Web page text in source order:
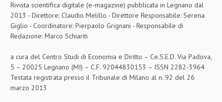
Rivista scientifica digitale (e-magazine) pubblicata in Legnano dal
2013 - Direttore: Claudio Melillo - Direttore Responsabile: Serena
Giglio - Coordinatore: Pierpaolo Grignani - Responsabile di
Redazione: Marco Schiariti
a cura del Centro Studi di Economia e Diritto – Ce.S.E.D. Via Padova,
5 – 20025 Legnano (MI) – C.F. 92044830153 – ISSN 2282-3964
Testata registrata presso il Tribunale di Milano al n. 92 del 26
marzo 2013